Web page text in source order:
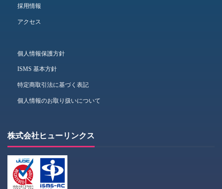
採用情報
アクセス
個人情報保護方針
ISMS 基本方針
特定商取引法に基づく表記
個人情報のお取り扱いについて
株式会社ヒューリンクス